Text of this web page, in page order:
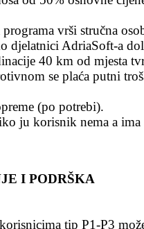
vrši stručna
djelatnici AdriaSoft-a
40 km od mjesta
se plaća putni
(po potrebi).
ju korisnik nema a ima
I PODRŠKA
tip P1-P3